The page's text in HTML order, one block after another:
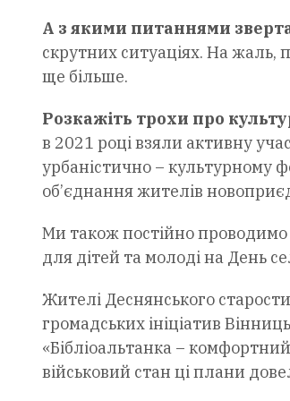
А з якими питаннями
скрутних ситуаціях. На жаль,
ще більше.
Розкажіть трохи про
в 2021 році взяли активну
урбаністично – культурному
об’єднання жителів
Ми також постійно проводимо
для дітей та молоді на День
Жителі Деснянського
громадських ініціатив
«Бібліоальтанка –
військовий стан ці плани